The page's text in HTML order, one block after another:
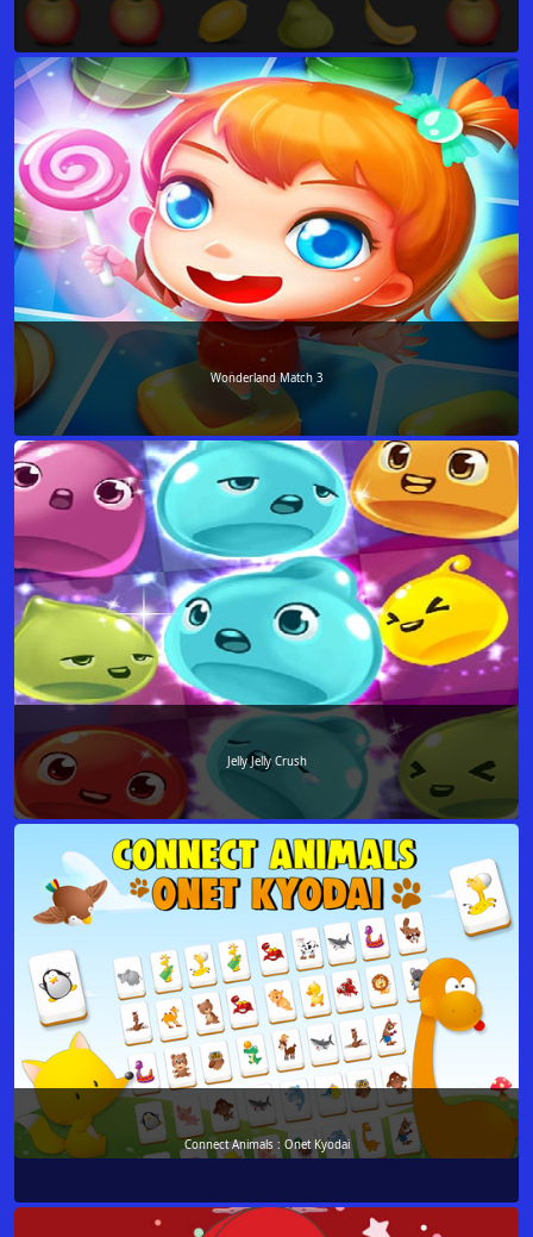
Wonderland Match 3
Jelly Jelly Crush
Connect Animals : Onet Kyodai